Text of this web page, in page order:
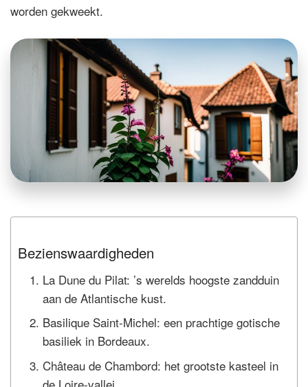
worden gekweekt.
Bezienswaardigheden
La Dune du Pilat: ’s werelds hoogste zandduin
aan de Atlantische kust.
Basilique Saint-Michel: een prachtige gotische
basiliek in Bordeaux.
Château de Chambord: het grootste kasteel in